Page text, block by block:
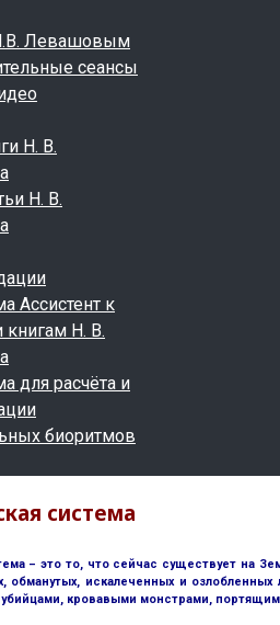
Левашовым
сеансы
Н. В.
Н. В.
Ассистент к
книгам Н. В.
для расчёта и
биоритмов
система
– это то, что сейчас существует на
обманутых, искалеченных и
кровавыми монстрами,